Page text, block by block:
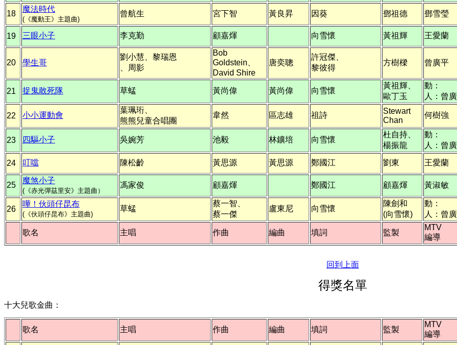
18
魔法時代
(《魔動王》主題曲)
曾航生 宮下智 黃良昇 因葵 鄧祖德 鄧雪瑩
19 三眼小子 李克勤 顧嘉煇 向雪懷 黃祖輝 王愛蘭
20 學生哥
劉小慧、黎瑞恩
、周影
Bob
Goldstein、
David Shire
唐奕聰
許冠傑、
黎彼得
方樹樑 曾廣平
21 捉鬼敢死隊 草蜢 黃尚偉 黃尚偉 向雪懷
黃祖輝、
歐丁玉
動：
人：曾
22 小小運動會
葉珮珩、
熊熊兒童合唱團
韋然 區志雄 祖詩
Stewart
Chan
何樹強
23 四驅小子 吳婉芳 池毅 林鑛培 向雪懷
杜自持、
楊振龍
動：
人：曾
24 叮噹 陳松齡 黃思源 黃思源 鄭國江 劉東 王愛蘭
25
魔煞小子
(《赤光彈茲里安》主題曲）
馮家俊 顧嘉煇 鄭國江 顧嘉煇 黃淑敏
26
嘩！伙頭仔昆布
(《伙頭仔昆布》主題曲)
草蜢
蔡一智、
蔡一傑
盧東尼 向雪懷
陳劍和
(向雪懷)
動：
人：曾
歌名 主唱 作曲 編曲 填詞 監製
MTV
編導
回到上面
得獎名單
十大兒歌金曲：
歌名 主唱 作曲 編曲 填詞 監製
MTV
編導